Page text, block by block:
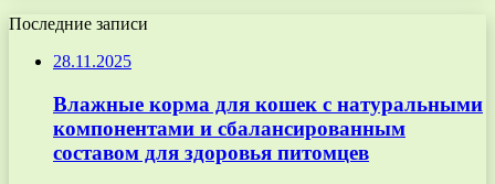
Последние записи
28.11.2025
Влажные корма для кошек с натуральными
компонентами и сбалансированным
составом для здоровья питомцев